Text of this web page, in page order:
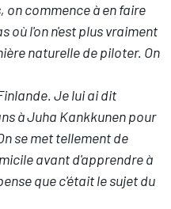
on commence à en faire
où l'on n'est plus vraiment
naturelle de piloter. On
Je lui ai dit
à Juha Kankkunen pour
se met tellement de
avant d'apprendre à
que c'était le sujet du